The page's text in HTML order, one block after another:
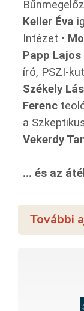
Keller Éva
Intézet •
Papp Lajos
író, PSZI-
Székely
Ferenc
a
Vekerdy
... és az
További